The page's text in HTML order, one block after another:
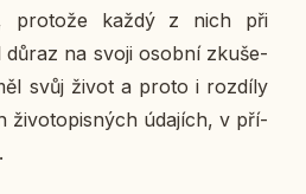
pro­to­že každý z nich při
důraz na svoji osobní zku­še­
svůj život a proto i roz­dí­ly
ži­vo­to­pis­ných úda­jích, v pří­